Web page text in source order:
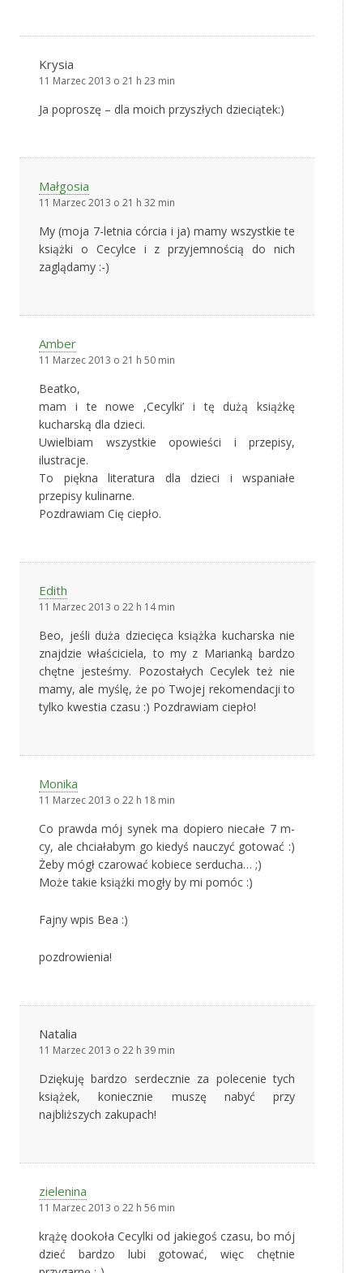
Krysia
11 Marzec 2013 o 21 h 23 min
Ja poproszę – dla moich przyszłych dzieciątek:)
Małgosia
11 Marzec 2013 o 21 h 32 min
My (moja 7-letnia córcia i ja) mamy wszystkie te
książki o Cecylce i z przyjemnością do nich
zaglądamy :-)
Amber
11 Marzec 2013 o 21 h 50 min
Beatko,
mam i te nowe ,Cecylki’ i tę dużą książkę
kucharską dla dzieci.
Uwielbiam wszystkie opowieści i przepisy,
ilustracje.
To piękna literatura dla dzieci i wspaniałe
przepisy kulinarne.
Pozdrawiam Cię ciepło.
Edith
11 Marzec 2013 o 22 h 14 min
Beo, jeśli duża dziecięca książka kucharska nie
znajdzie właściciela, to my z Marianką bardzo
chętne jesteśmy. Pozostałych Cecylek też nie
mamy, ale myślę, że po Twojej rekomendacji to
tylko kwestia czasu :) Pozdrawiam ciepło!
Monika
11 Marzec 2013 o 22 h 18 min
Co prawda mój synek ma dopiero niecałe 7 m-
cy, ale chciałabym go kiedyś nauczyć gotować :)
Żeby mógł czarować kobiece serducha… ;)
Może takie książki mogły by mi pomóc :)
Fajny wpis Bea :)
pozdrowienia!
Natalia
11 Marzec 2013 o 22 h 39 min
Dziękuję bardzo serdecznie za polecenie tych
książek, koniecznie muszę nabyć przy
najbliższych zakupach!
zielenina
11 Marzec 2013 o 22 h 56 min
krążę dookoła Cecylki od jakiegoś czasu, bo mój
dzieć bardzo lubi gotować, więc chętnie